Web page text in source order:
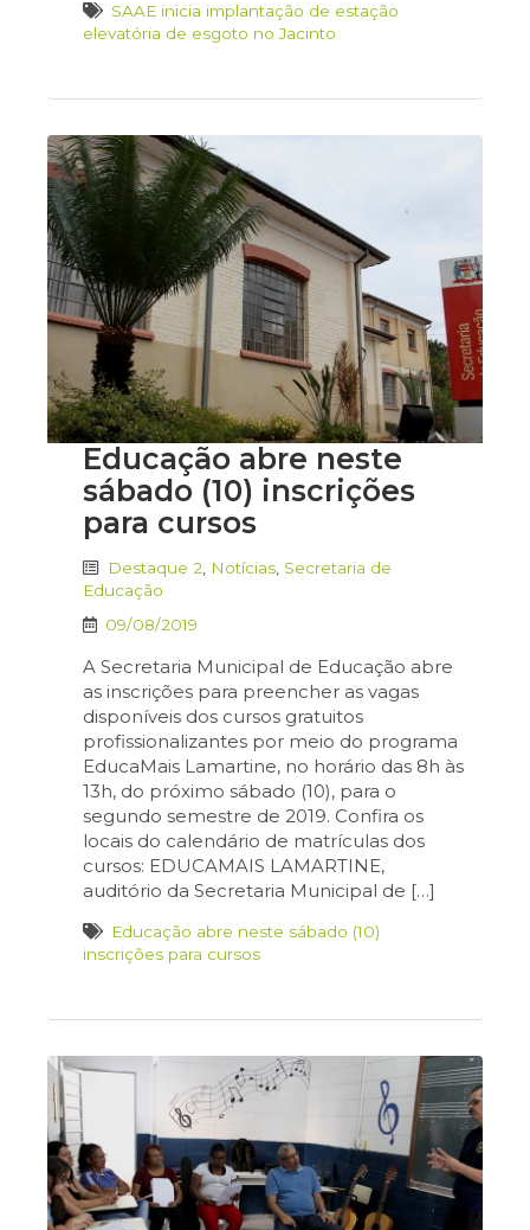
SAAE inicia implantação de estação
elevatória de esgoto no Jacinto
Educação abre neste
sábado (10) inscrições
para cursos
Destaque 2 Notícias Secretaria de
Educação
09/08/2019
A Secretaria Municipal de Educação abre
as inscrições para preencher as vagas
disponíveis dos cursos gratuitos
profissionalizantes por meio do programa
EducaMais Lamartine, no horário das 8h às
13h, do próximo sábado (10), para o
segundo semestre de 2019. Confira os
locais do calendário de matrículas dos
cursos: EDUCAMAIS LAMARTINE,
auditório da Secretaria Municipal de […]
Educação abre neste sábado (10)
inscrições para cursos